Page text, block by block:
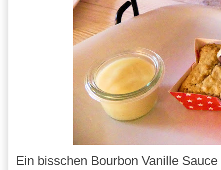
Ein bisschen Bourbon Vanille